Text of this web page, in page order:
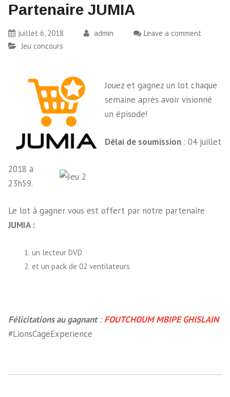
Partenaire JUMIA
juillet 6, 2018 admin
Leave a comment
Jeu concours
Jouez et gagnez un lot chaque
semaine après avoir visionné
un épisode!
Délai de soumission : 04 juillet
2018 à
23h59.
Le lot à gagner vous est offert par notre partenaire
JUMIA :
un lecteur DVD
et un pack de 02 ventilateurs
Félicitations au gagnant:FOUTCHOUM MBIPE GHISLAIN
#LionsCageExperience